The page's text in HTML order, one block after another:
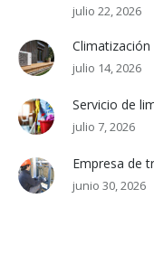
julio 22, 2026
julio 14, 2026
Servicio de
julio 7, 2026
Empresa de
junio 30, 2026